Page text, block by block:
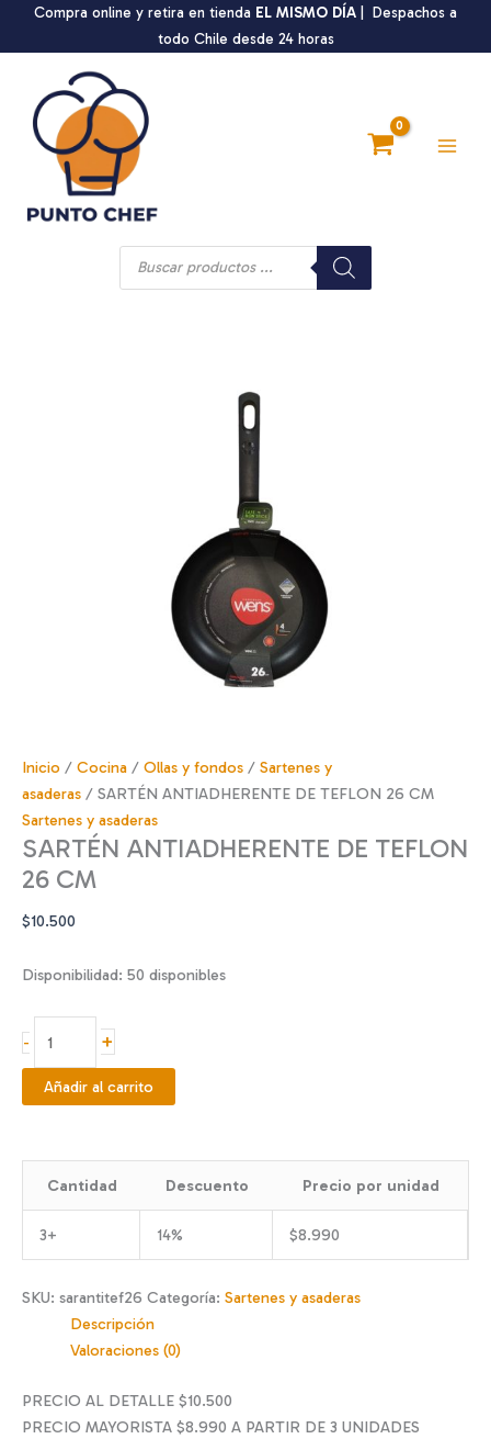
Compra online y retira en tienda EL MISMO DÍA | Despachos a
todo Chile desde 24 horas
Búsqueda
Inicio / Cocina / Ollas y fondos / Sartenes y
asaderas / SARTÉN ANTIADHERENTE DE TEFLON 26 CM
Sartenes y asaderas
SARTÉN ANTIADHERENTE DE TEFLON
26 CM
$10.500
Disponibilidad: 50 disponibles
-
ANTIADHERENTE
DE
TEFLON
CM
cantidad
+
Añadir al carrito
Cantidad Descuento Precio por unidad
3+ 14% $8.990
SKU: sarantitef26 Categoría: Sartenes y asaderas
Descripción
Valoraciones (0)
PRECIO AL DETALLE $10.500
PRECIO MAYORISTA $8.990 A PARTIR DE 3 UNIDADES